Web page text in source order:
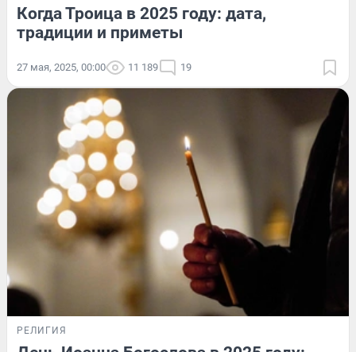
Когда Троица в 2025 году: дата,
традиции и приметы
27 мая, 2025, 00:00 11 189 19
РЕЛИГИЯ